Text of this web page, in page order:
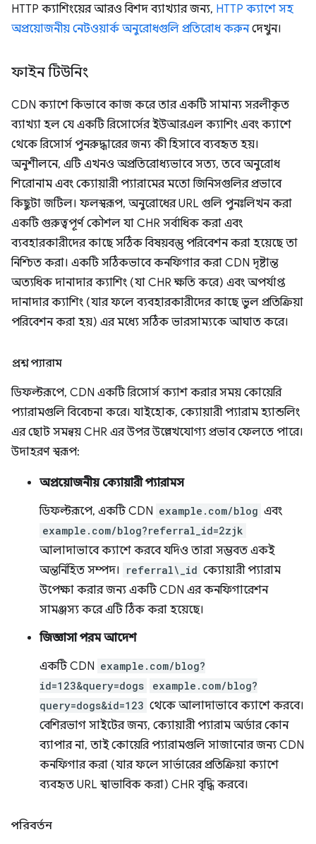
HTTP ক্যাশিংয়ের আরও বিশদ ব্যাখ্যার জন্য, HTTP ক্যাশে সহ
অপ্রয়োজনীয় নেটওয়ার্ক অনুরোধগুলি প্রতিরোধ করুনদেখুন।
ফাইন টিউনিং
CDN ক্যাশে কিভাবে কাজ করে তার একটি সামান্য সরলীকৃত
ব্যাখ্যা হল যে একটি রিসোর্সের ইউআরএল ক্যাশিং এবং ক্যাশে
থেকে রিসোর্স পুনরুদ্ধারের জন্য কী হিসাবে ব্যবহৃত হয়।
অনুশীলনে, এটি এখনও অপ্রতিরোধ্যভাবে সত্য, তবে অনুরোধ
শিরোনাম এবং ক্যোয়ারী প্যারামের মতো জিনিসগুলির প্রভাবে
কিছুটা জটিল। ফলস্বরূপ, অনুরোধের URL গুলি পুনঃলিখন করা
একটি গুরুত্বপূর্ণ কৌশল যা CHR সর্বাধিক করা এবং
ব্যবহারকারীদের কাছে সঠিক বিষয়বস্তু পরিবেশন করা হয়েছে তা
নিশ্চিত করা। একটি সঠিকভাবে কনফিগার করা CDN দৃষ্টান্ত
অত্যধিক দানাদার ক্যাশিং (যা CHR ক্ষতি করে) এবং অপর্যাপ্ত
দানাদার ক্যাশিং (যার ফলে ব্যবহারকারীদের কাছে ভুল প্রতিক্রিয়া
পরিবেশন করা হয়) এর মধ্যে সঠিক ভারসাম্যকে আঘাত করে।
প্রশ্ন প্যারাম
ডিফল্টরূপে, CDN একটি রিসোর্স ক্যাশ করার সময় কোয়েরি
প্যারামগুলি বিবেচনা করে। যাইহোক, ক্যোয়ারী প্যারাম হ্যান্ডলিং
এর ছোট সমন্বয় CHR এর উপর উল্লেখযোগ্য প্রভাব ফেলতে পারে।
উদাহরণ স্বরূপ:
অপ্রয়োজনীয় ক্যোয়ারী প্যারামস
ডিফল্টরূপে, একটি CDN example.com/blog এবং
example.com/blog?referral_id=2zjk
আলাদাভাবে ক্যাশে করবে যদিও তারা সম্ভবত একই
অন্তর্নিহিত সম্পদ। referral\_id ক্যোয়ারী প্যারাম
উপেক্ষা করার জন্য একটি CDN এর কনফিগারেশন
সামঞ্জস্য করে এটি ঠিক করা হয়েছে।
জিজ্ঞাসা পরম আদেশ
একটি CDN example.com/blog?
id=123&query=dogs
example.com/blog?
query=dogs&id=123 থেকে আলাদাভাবে ক্যাশে করবে।
বেশিরভাগ সাইটের জন্য, ক্যোয়ারী প্যারাম অর্ডার কোন
ব্যাপার না, তাই কোয়েরি প্যারামগুলি সাজানোর জন্য CDN
কনফিগার করা (যার ফলে সার্ভারের প্রতিক্রিয়া ক্যাশে
ব্যবহৃত URL স্বাভাবিক করা) CHR বৃদ্ধি করবে।
পরিবর্তন